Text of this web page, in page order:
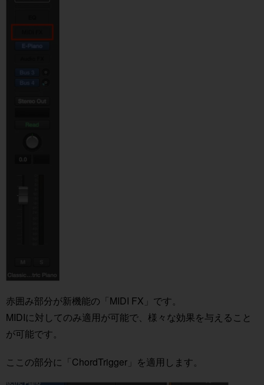
赤囲み部分が新機能の「MIDI FX」です。
MIDIに対してのみ適用が可能で、様々な効果を与えること
が可能です。
ここの部分に「ChordTrigger」を適用します。